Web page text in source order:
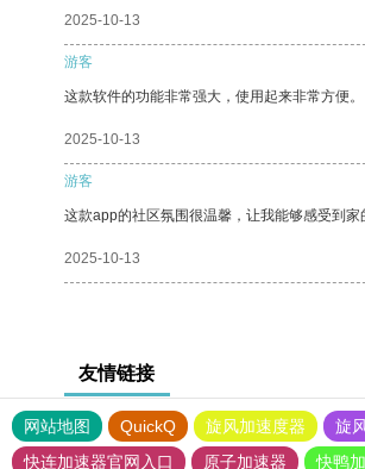
2025-10-13
游客
这款软件的功能非常强大，使用起来非常方便。
2025-10-13
游客
这款app的社区氛围很温馨，让我能够感受到家
2025-10-13
友情链接
网站地图 QuickQ 旋风加速度器 旋
快连加速器官网入口
原子加速器 快鸭